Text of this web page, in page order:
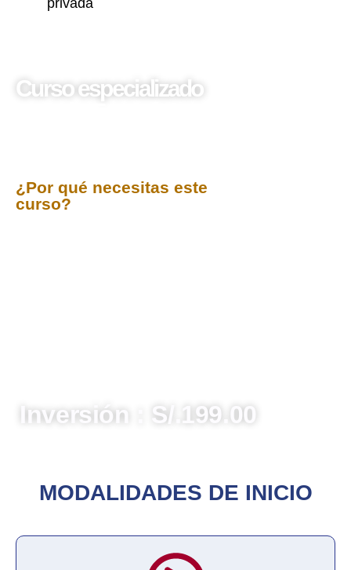
Curso especializado
¿Por qué necesitas este
curso?
Inversión : S/.199.00
MODALIDADES DE INICIO